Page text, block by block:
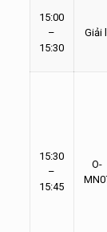
15:00
–
15:30
Giải
15:30
–
15:45
O-